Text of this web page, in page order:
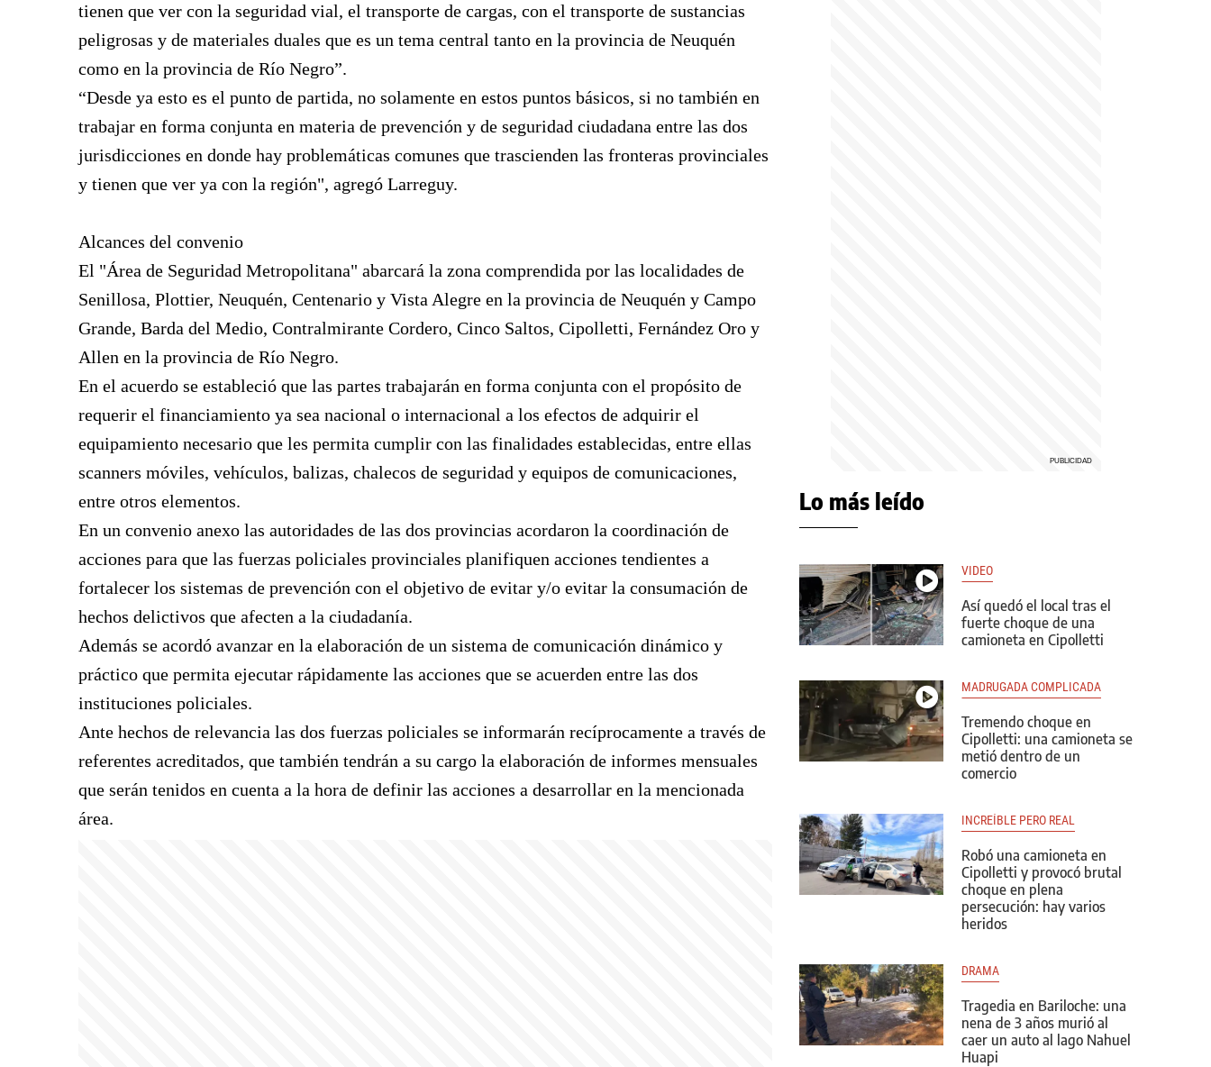
tienen que ver con la seguridad vial, el transporte de cargas, con el transporte de sustancias
peligrosas y de materiales duales que es un tema central tanto en la provincia de Neuquén
como en la provincia de Río Negro”.
“Desde ya esto es el punto de partida, no solamente en estos puntos básicos, si no también en
trabajar en forma conjunta en materia de prevención y de seguridad ciudadana entre las dos
jurisdicciones en donde hay problemáticas comunes que trascienden las fronteras provinciales
y tienen que ver ya con la región", agregó Larreguy.
Alcances del convenio
El "Área de Seguridad Metropolitana" abarcará la zona comprendida por las localidades de
Senillosa, Plottier, Neuquén, Centenario y Vista Alegre en la provincia de Neuquén y Campo
Grande, Barda del Medio, Contralmirante Cordero, Cinco Saltos, Cipolletti, Fernández Oro y
Allen en la provincia de Río Negro.
En el acuerdo se estableció que las partes trabajarán en forma conjunta con el propósito de
requerir el financiamiento ya sea nacional o internacional a los efectos de adquirir el
equipamiento necesario que les permita cumplir con las finalidades establecidas, entre ellas
scanners móviles, vehículos, balizas, chalecos de seguridad y equipos de comunicaciones,
entre otros elementos.
En un convenio anexo las autoridades de las dos provincias acordaron la coordinación de
acciones para que las fuerzas policiales provinciales planifiquen acciones tendientes a
fortalecer los sistemas de prevención con el objetivo de evitar y/o evitar la consumación de
hechos delictivos que afecten a la ciudadanía.
Además se acordó avanzar en la elaboración de un sistema de comunicación dinámico y
práctico que permita ejecutar rápidamente las acciones que se acuerden entre las dos
instituciones policiales.
Ante hechos de relevancia las dos fuerzas policiales se informarán recíprocamente a través de
referentes acreditados, que también tendrán a su cargo la elaboración de informes mensuales
que serán tenidos en cuenta a la hora de definir las acciones a desarrollar en la mencionada
área.
Lo más leído
VIDEO
Así quedó el local tras el
fuerte choque de una
camioneta en Cipolletti
MADRUGADA COMPLICADA
Tremendo choque en
Cipolletti: una camioneta se
metió dentro de un
comercio
INCREÍBLE PERO REAL
Robó una camioneta en
Cipolletti y provocó brutal
choque en plena
persecución: hay varios
heridos
DRAMA
Tragedia en Bariloche: una
nena de 3 años murió al
caer un auto al lago Nahuel
Huapi